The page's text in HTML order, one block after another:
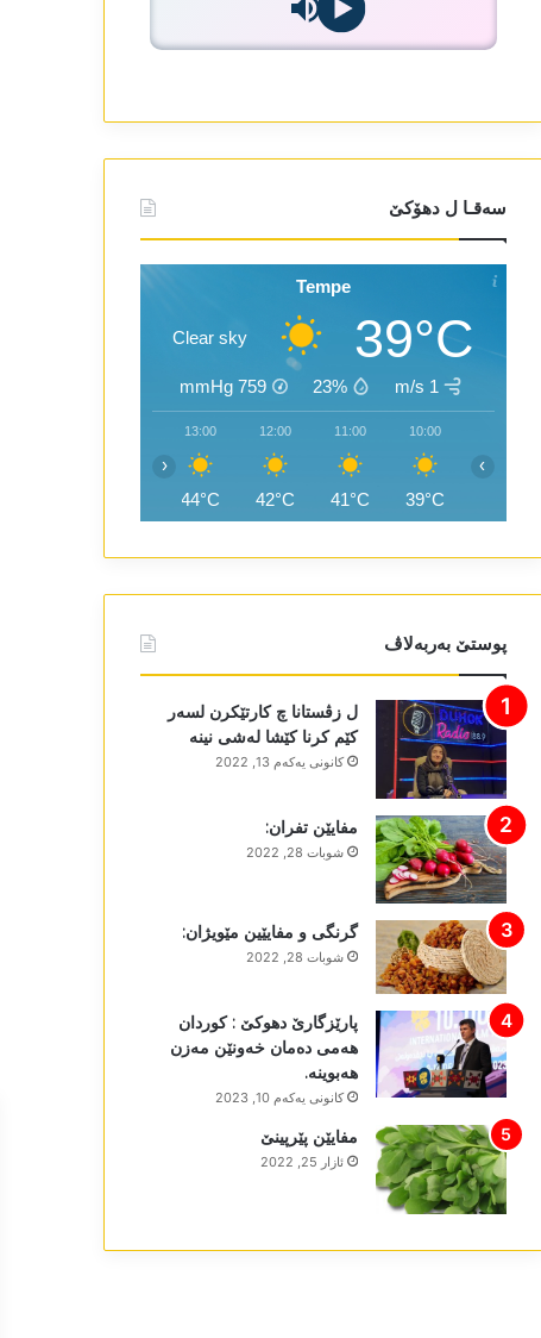
سەقـا ل دھۆکێ
Tempe
39°C
Clear sky
1 m/s
23%
759
mmHg
10:00
39°C
11:00
41°C
12:00
42°C
13:00
44°C
‹ ›
پوستێ بەربەلاڤ
ل زڤستانا چ کارتێکرن لسەر
کێم کرنا کێشا لەشی نینە
كانونی یه‌كه‌م 13, 2022
مفایێن تفران:
شوبات 28, 2022
گرنگی و مفایێین مێویژان:
شوبات 28, 2022
پارێزگارێ دھوکێ : کوردان
ھەمی دەمان خەونێن مەزن
ھەبوینە.
كانونی یه‌كه‌م 10, 2023
مفایێن پێرپینێ
ئازار 25, 2022